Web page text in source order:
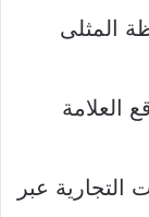
المثلى
العلامة
التجارية عبر